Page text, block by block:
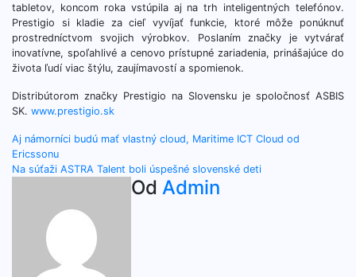
tabletov, koncom roka vstúpila aj na trh inteligentných telefónov.
Prestigio si kladie za cieľ vyvíjať funkcie, ktoré môže ponúknuť
prostredníctvom svojich výrobkov. Poslaním značky je vytvárať
inovatívne, spoľahlivé a cenovo prístupné zariadenia, prinášajúce do
života ľudí viac štýlu, zaujímavostí a spomienok.
Distribútorom značky Prestigio na Slovensku je spoločnosť ASBIS
SK. www.prestigio.sk
Navigácia
v
článku
Aj námorníci budú mať vlastný cloud, Maritime ICT Cloud od
Ericssonu
Na súťaži ASTRA Talent boli úspešné slovenské deti
Od Admin